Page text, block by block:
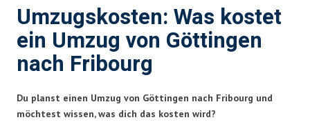
Umzugskosten: Was kostet
ein Umzug von Göttingen
nach Fribourg
Du planst einen Umzug von Göttingen nach Fribourg und
möchtest wissen, was dich das kosten wird?